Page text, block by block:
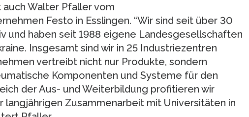
Walter Pfaller vom
Festo in Esslingen. “Wir sind seit über 30
und haben seit 1988 eigene Landesgesellschaften
Insgesamt sind wir in 25 Industriezentren
vertreibt nicht nur Produkte, sondern
Komponenten und Systeme für den
der Aus- und Weiterbildung profitieren wir
langjährigen Zusammenarbeit mit Universitäten in